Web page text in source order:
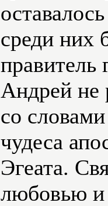
среди них
правитель
Андрей не
со
чудеса
Эгеата.
любовью и